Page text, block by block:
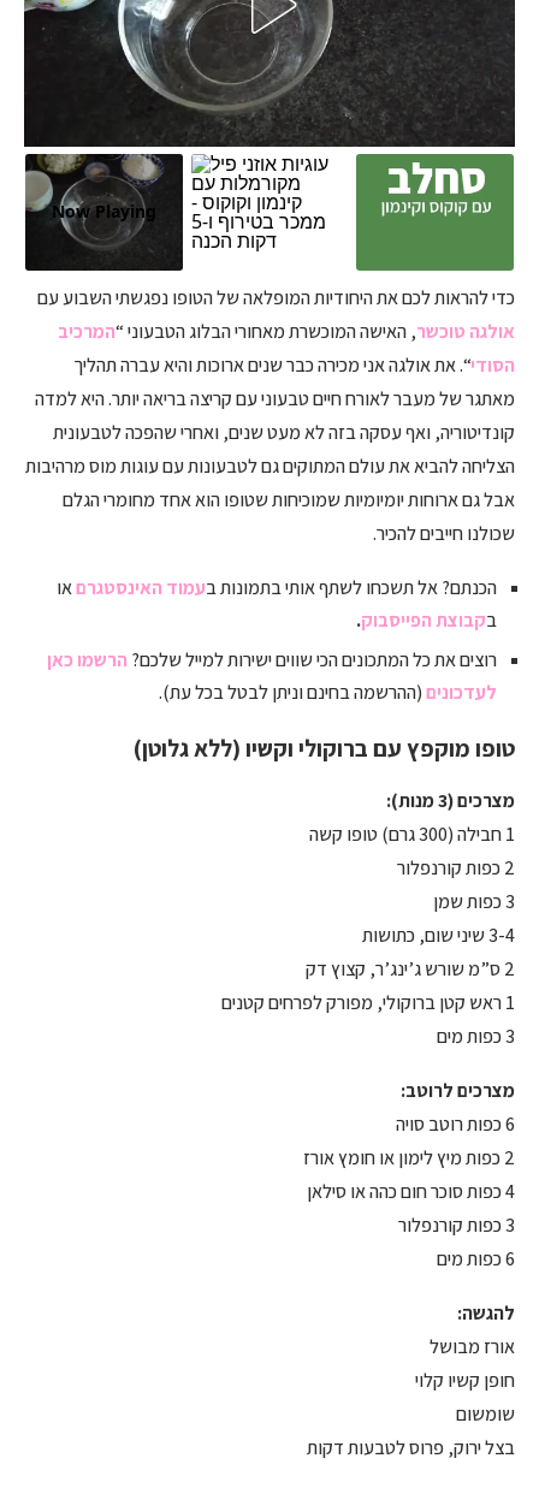
Now Playing
כדי להראות לכם את היחודיות המופלאה של הטופו נפגשתי השבוע עם
אולגה טוכשר, האישה המוכשרת מאחורי הבלוג הטבעוני “המרכיב
הסודי“. את אולגה אני מכירה כבר שנים ארוכות והיא עברה תהליך
מאתגר של מעבר לאורח חיים טבעוני עם קריצה בריאה יותר. היא למדה
קונדיטוריה, ואף עסקה בזה לא מעט שנים, ואחרי שהפכה לטבעונית
הצליחה להביא את עולם המתוקים גם לטבעונות עם עוגות מוס מרהיבות
אבל גם ארוחות יומיומיות שמוכיחות שטופו הוא אחד מחומרי הגלם
שכולנו חייבים להכיר.
הכנתם? אל תשכחו לשתף אותי בתמונות בעמוד האינסטגרםאו
בקבוצת הפייסבוק.
רוצים את כל המתכונים הכי שווים ישירות למייל שלכם? הרשמו כאן
לעדכונים(ההרשמה בחינם וניתן לבטל בכל עת).
טופו מוקפץ עם ברוקולי וקשיו(ללא גלוטן)
מצרכים (3 מנות):
1 חבילה (300 גרם) טופו קשה
2 כפות קורנפלור
3 כפות שמן
3-4 שיני שום, כתושות
2 ס”מ שורש ג’ינג’ר, קצוץ דק
1 ראש קטן ברוקולי, מפורק לפרחים קטנים
3 כפות מים
מצרכים לרוטב:
6 כפות רוטב סויה
2 כפות מיץ לימון או חומץ אורז
4 כפות סוכר חום כהה או סילאן
3 כפות קורנפלור
6 כפות מים
להגשה:
אורז מבושל
חופן קשיו קלוי
שומשום
בצל ירוק, פרוס לטבעות דקות